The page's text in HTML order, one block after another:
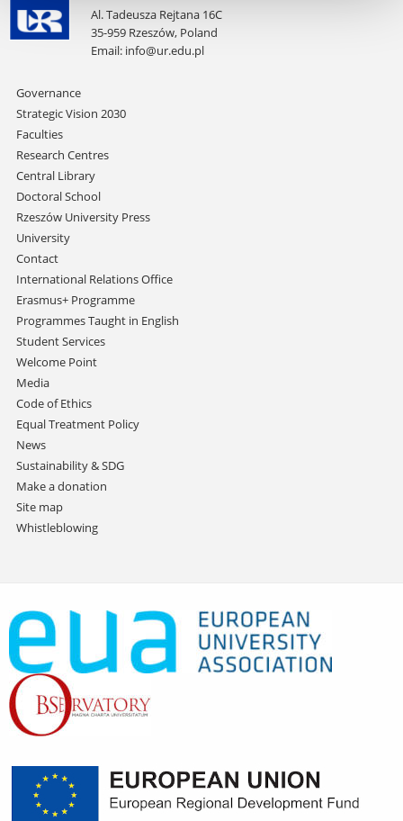
Al. Tadeusza Rejtana 16C
35-959 Rzeszów, Poland
Email: info@ur.edu.pl
Skip
navigation
Governance
Strategic Vision 2030
Faculties
Research Centres
Central Library
Doctoral School
Rzeszów University Press
University
Contact
International Relations Office
Erasmus+ Programme
Programmes Taught in English
Student Services
Welcome Point
Media
Code of Ethics
Equal Treatment Policy
News
Sustainability & SDG
Make a donation
Site map
Whistleblowing